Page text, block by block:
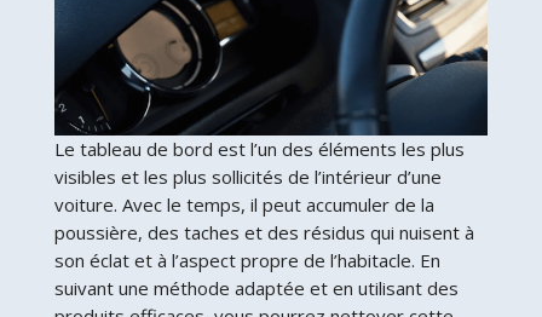
Le tableau de bord est l’un des éléments les plus
visibles et les plus sollicités de l’intérieur d’une
voiture. Avec le temps, il peut accumuler de la
poussière, des taches et des résidus qui nuisent à
son éclat et à l’aspect propre de l’habitacle. En
suivant une méthode adaptée et en utilisant des